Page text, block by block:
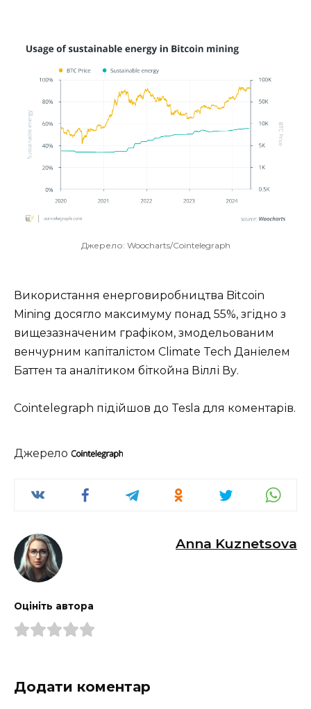
Джерело: Woocharts/Cointelegraph
Використання енерговиробництва Bitcoin
Mining досягло максимуму понад 55%, згідно з
вищезазначеним графіком, змодельованим
венчурним капіталістом Climate Tech Даніелем
Баттен та аналітиком біткойна Віллі Ву.
Cointelegraph підійшов до Tesla для коментарів.
Джерело
Anna Kuznetsova
Оцініть автора
Додати коментар